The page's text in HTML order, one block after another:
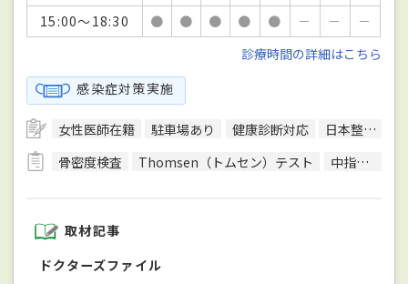
15:00～18:30
● ● ● ● ● － －
－
診療時間の詳細はこちら
感染症対策実施
女性医師在籍 駐車場あり 健康診断対応
日本整形外科学会整形外科専門医
骨密度検査
Thomsen（トムセン）テスト 中指伸展テスト
取材記事
ドクターズファイル